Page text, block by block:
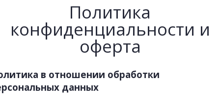
Политика
конфиденциальности и
оферта
в отношении обработки
данных